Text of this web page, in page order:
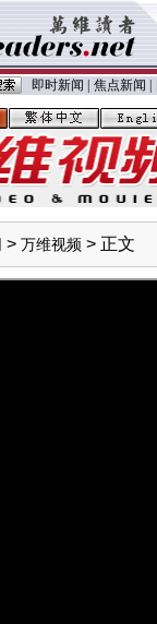
即时新闻 焦点新闻
> 万维视频 > 正文